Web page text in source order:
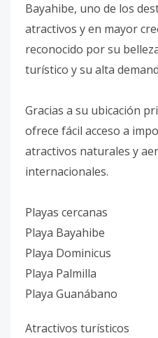
Bayahibe, uno de los
atractivos y en mayor
reconocido por su
turístico y su alta
Gracias a su ubicación
ofrece fácil acceso a
atractivos naturales y
internacionales.
Playas cercanas
Playa Bayahibe
Playa Dominicus
Playa Palmilla
Playa Guanábano
Atractivos turísticos